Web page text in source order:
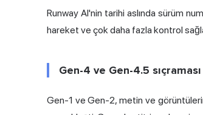
Runway AI'nin tarihi aslında sürüm
hareket ve çok daha fazla kontrol
Gen-4 ve Gen-4.5 sıçraması
Gen-1 ve Gen-2, metin ve